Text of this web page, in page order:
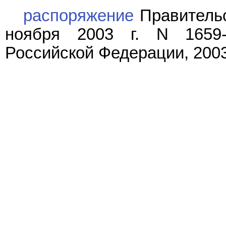
распоряжение
ноября 2003 г. N 1659-
Российской Федерации,